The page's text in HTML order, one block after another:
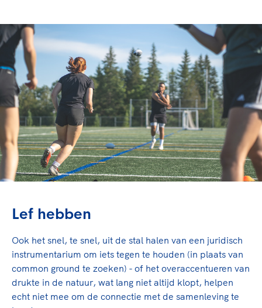
Lef hebben
Ook het snel, te snel, uit de stal halen van een juridisch
instrumentarium om iets tegen te houden (in plaats van
common ground te zoeken) - of het overaccentueren van
drukte in de natuur, wat lang niet altijd klopt, helpen
echt niet mee om de connectie met de samenleving te